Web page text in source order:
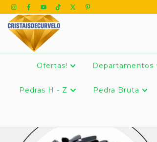
Ofertas! Departamentos
Pedras H - Z Pedra Bruta